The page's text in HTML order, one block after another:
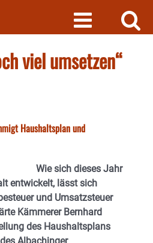
viel umsetzen“
Haushaltsplan und
Wie sich dieses Jahr
entwickelt, lässt sich
und Umsatzsteuer
Kämmerer Bernhard
des Haushaltsplans